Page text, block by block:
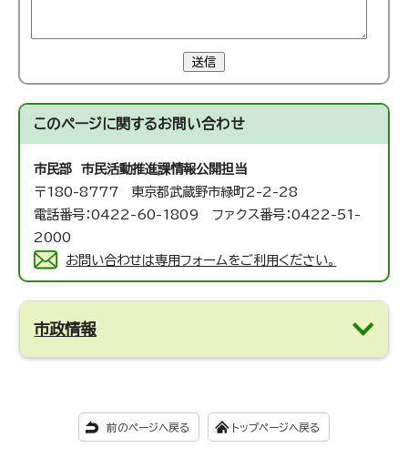
送信
このページに関するお問い合わせ
市民部 市民活動推進課情報公開担当
〒180-8777 東京都武蔵野市緑町2-2-28
電話番号：0422-60-1809 ファクス番号：0422-51-
2000
お問い合わせは専用フォームをご利用ください。
市政情報
前のページへ戻る トップページへ戻る